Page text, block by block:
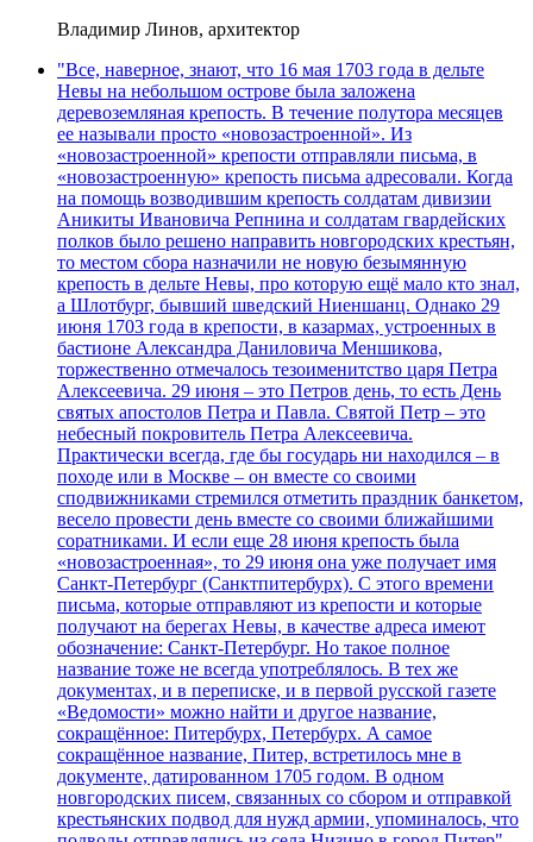
Владимир Линов, архитектор
"Все, наверное, знают, что 16 мая 1703 года в дельте
Невы на небольшом острове была заложена
деревоземляная крепость. В течение полутора месяцев
ее называли просто «новозастроенной». Из
«новозастроенной» крепости отправляли письма, в
«новозастроенную» крепость письма адресовали. Когда
на помощь возводившим крепость солдатам дивизии
Аникиты Ивановича Репнина и солдатам гвардейских
полков было решено направить новгородских крестьян,
то местом сбора назначили не новую безымянную
крепость в дельте Невы, про которую ещё мало кто знал,
а Шлотбург, бывший шведский Ниеншанц. Однако 29
июня 1703 года в крепости, в казармах, устроенных в
бастионе Александра Даниловича Меншикова,
торжественно отмечалось тезоименитство царя Петра
Алексеевича. 29 июня – это Петров день, то есть День
святых апостолов Петра и Павла. Святой Петр – это
небесный покровитель Петра Алексеевича.
Практически всегда, где бы государь ни находился – в
походе или в Москве – он вместе со своими
сподвижниками стремился отметить праздник банкетом,
весело провести день вместе со своими ближайшими
соратниками. И если еще 28 июня крепость была
«новозастроенная», то 29 июня она уже получает имя
Санкт-Петербург (Санктпитербурх). С этого времени
письма, которые отправляют из крепости и которые
получают на берегах Невы, в качестве адреса имеют
обозначение: Санкт-Петербург. Но такое полное
название тоже не всегда употреблялось. В тех же
документах, и в переписке, и в первой русской газете
«Ведомости» можно найти и другое название,
сокращённое: Питербурх, Петербурх. А самое
сокращённое название, Питер, встретилось мне в
документе, датированном 1705 годом. В одном
новгородских писем, связанных со сбором и отправкой
крестьянских подвод для нужд армии, упоминалось, что